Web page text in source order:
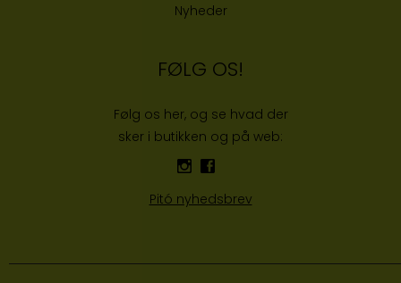
Nyheder
FØLG OS!
Følg os her, og se hvad der
sker i butikken og på web:
Pitó nyhedsbrev